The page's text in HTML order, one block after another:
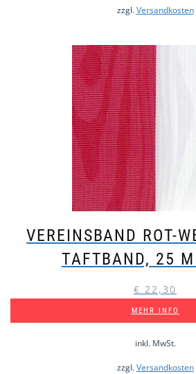
zzgl.Versandkosten
VEREINSBAND ROT-
AFTBAND, 25 M
€ 22,30
MEHR INFO
inkl. MwSt.
zzgl.Versandkosten